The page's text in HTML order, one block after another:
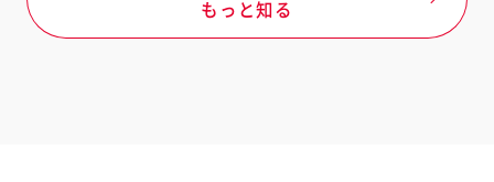
もっと知る